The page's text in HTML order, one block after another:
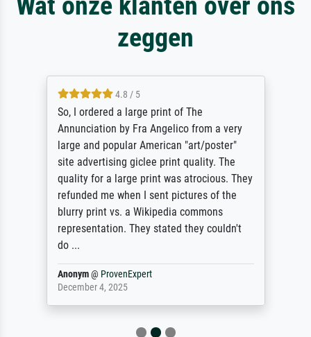
zeggen
4.8 / 5
So, I ordered a large print of The
Annunciation by Fra Angelico from a very
large and popular American "art/poster"
site advertising giclee print quality. The
quality for a large print was atrocious. They
refunded me when I sent pictures of the
blurry print vs. a Wikipedia commons
representation. They stated they couldn't
do ...
Anonym@ ProvenExpert
December 4, 2025